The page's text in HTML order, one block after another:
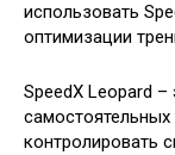
использовать
оптимизации
SpeedX Leopard –
контролировать